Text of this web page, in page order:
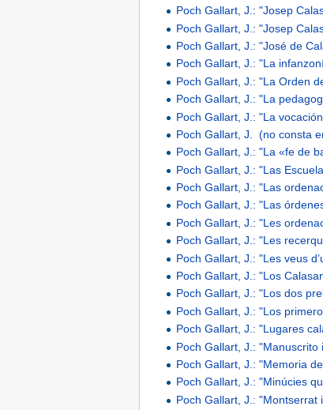
Poch Gallart, J.: "Josep
Poch Gallart, J.: "Josep
Poch Gallart, J.: "José de
Poch Gallart, J.: "La
Poch Gallart, J.: "La Orden
Poch Gallart, J.: "La
Poch Gallart, J.: "La
Poch Gallart, J. (no consta
Poch Gallart, J.: "La «fe de
Poch Gallart, J.: "Las
Poch Gallart, J.: "Las
Poch Gallart, J.: "Las
Poch Gallart, J.: "Les
Poch Gallart, J.: "Les
Poch Gallart, J.: "Les veus
Poch Gallart, J.: "Los
Poch Gallart, J.: "Los dos
Poch Gallart, J.: "Los
Poch Gallart, J.: "Lugares
Poch Gallart, J.:
Poch Gallart, J.: "Memoria
Poch Gallart, J.: "Minúcies
Poch Gallart, J.: